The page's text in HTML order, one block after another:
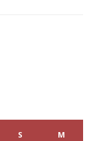
S M